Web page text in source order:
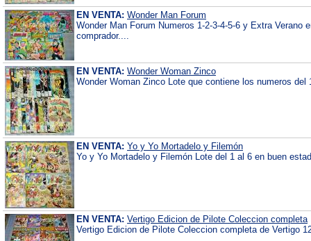
EN VENTA: Wonder Man Forum
Wonder Man Forum Numeros 1-2-3-4-5-6 y Extra Verano
comprador....
EN VENTA: Wonder Woman Zinco
Wonder Woman Zinco Lote que contiene los numeros del
EN VENTA: Yo y Yo Mortadelo y Filemón
Yo y Yo Mortadelo y Filemón Lote del 1 al 6 en buen
EN VENTA: Vertigo Edicion de Pilote Coleccion completa
Vertigo Edicion de Pilote Coleccion completa de Vertigo